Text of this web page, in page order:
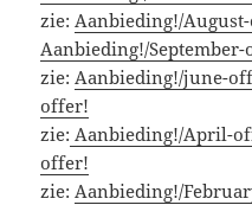
zie:Aanbieding!/
Aanbieding!/
zie:Aanbieding!/june-
offer!
zie: Aanbieding!/April-
offer!
zie:Aanbieding!/